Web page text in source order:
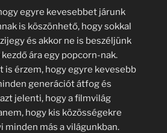
egyre kevesebbet járunk
is köszönhető, hogy sokkal
és akkor ne is beszéljünk
ára egy popcorn-nak.
is érzem, hogy egyre kevesebb
generációt átfog és
jelenti, hogy a filmvilág
hogy kis közösségekre
minden más a világunkban.